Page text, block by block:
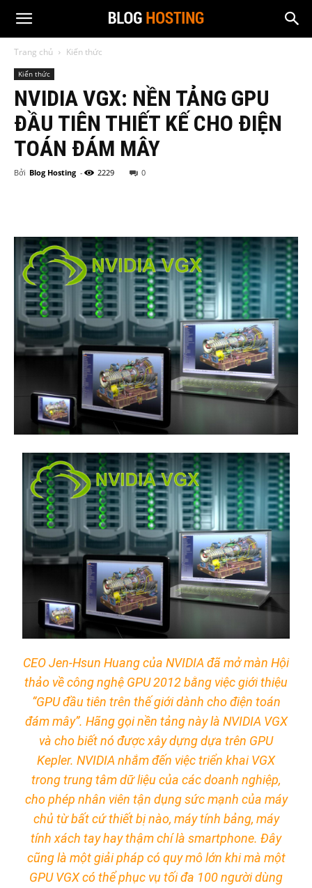
Trang chủ Kiến thức
Kiến thức
NVIDIA VGX: NỀN TẢNG GPU
ĐẦU TIÊN THIẾT KẾ CHO ĐIỆN
TOÁN ĐÁM MÂY
Bởi Blog Hosting - 2229 0
CEO Jen-Hsun Huang của NVIDIA đã mở màn Hội
thảo về công nghệ GPU 2012 bằng việc giới thiệu
“GPU đầu tiên trên thế giới dành cho điện toán
đám mây”. Hãng gọi nền tảng này là NVIDIA VGX
và cho biết nó được xây dựng dựa trên GPU
Kepler. NVIDIA nhắm đến việc triển khai VGX
trong trung tâm dữ liệu của các doanh nghiệp,
cho phép nhân viên tận dụng sức mạnh của máy
chủ từ bất cứ thiết bị nào, máy tính bảng, máy
tính xách tay hay thậm chí là smartphone. Đây
cũng là một giải pháp có quy mô lớn khi mà một
GPU VGX có thể phục vụ tối đa 100 người dùng